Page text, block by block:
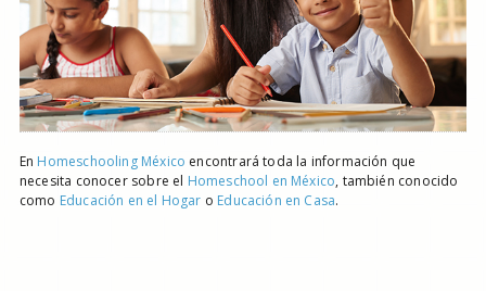
En Homeschooling México encontrará toda la información que
necesita conocer sobre el Homeschool en México, también conocido
como Educación en el Hogar o Educación en Casa.